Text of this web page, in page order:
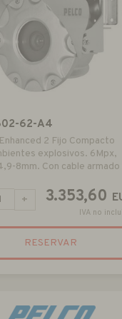
62-A4
2 Fijo Compacto
explosivos. 6Mpx,
8mm. Con cable armado
3.353,60
IVA no
+
RESERVAR